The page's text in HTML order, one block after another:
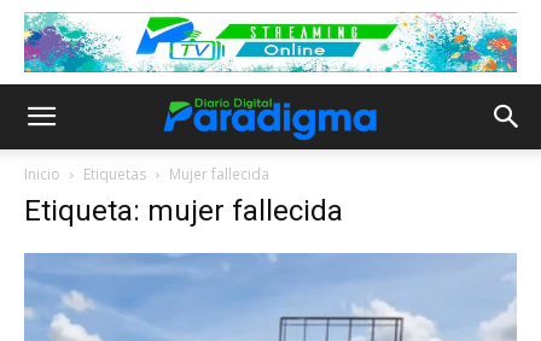
Inicio Etiquetas Mujer fallecida
Etiqueta: mujer fallecida